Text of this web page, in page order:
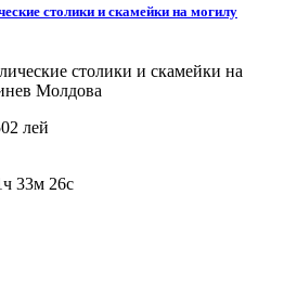
столики и скамейки на могилу
столики и скамейки на
Молдова
лей
33м 25с